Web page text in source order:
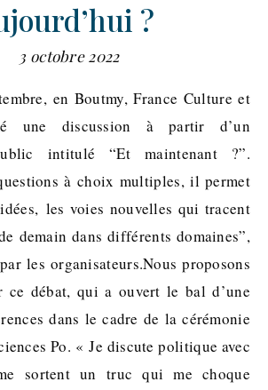
?
3 octobre 2022
une discussion à partir d’un
intitulé “Et maintenant ?”.
à choix multiples, il permet
les voies nouvelles qui tracent
demain dans différents domaines”,
les organisateurs.Nous proposons
débat, qui a ouvert le bal d’une
dans le cadre de la cérémonie
Po. « Je discute politique avec
sortent un truc qui me choque